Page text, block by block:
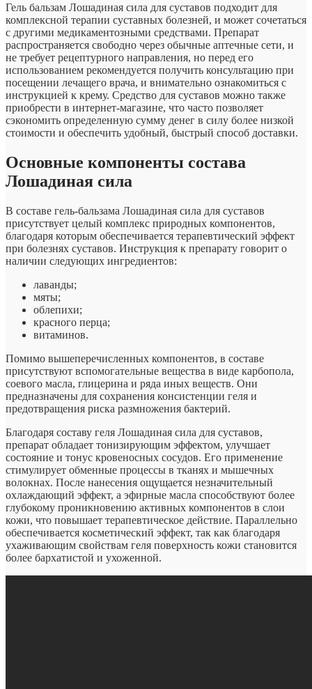
Гель бальзам Лошадиная сила для суставов подходит для
комплексной терапии суставных болезней, и может сочетаться
с другими медикаментозными средствами. Препарат
распространяется свободно через обычные аптечные сети, и
не требует рецептурного направления, но перед его
использованием рекомендуется получить консультацию при
посещении лечащего врача, и внимательно ознакомиться с
инструкцией к крему. Средство для суставов можно также
приобрести в интернет-магазине, что часто позволяет
сэкономить определенную сумму денег в силу более низкой
стоимости и обеспечить удобный, быстрый способ доставки.
Основные компоненты состава
Лошадиная сила
В составе гель-бальзама Лошадиная сила для суставов
присутствует целый комплекс природных компонентов,
благодаря которым обеспечивается терапевтический эффект
при болезнях суставов. Инструкция к препарату говорит о
наличии следующих ингредиентов:
лаванды;
мяты;
облепихи;
красного перца;
витаминов.
Помимо вышеперечисленных компонентов, в составе
присутствуют вспомогательные вещества в виде карбопола,
соевого масла, глицерина и ряда иных веществ. Они
предназначены для сохранения консистенции геля и
предотвращения риска размножения бактерий.
Благодаря составу геля Лошадиная сила для суставов,
препарат обладает тонизирующим эффектом, улучшает
состояние и тонус кровеносных сосудов. Его применение
стимулирует обменные процессы в тканях и мышечных
волокнах. После нанесения ощущается незначительный
охлаждающий эффект, а эфирные масла способствуют более
глубокому проникновению активных компонентов в слои
кожи, что повышает терапевтическое действие. Параллельно
обеспечивается косметический эффект, так как благодаря
ухаживающим свойствам геля поверхность кожи становится
более бархатистой и ухоженной.